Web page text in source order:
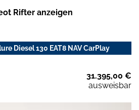
Rifter anzeigen
Diesel 130 EAT8 NAV CarPlay
31.395,00 €
ausweisbar